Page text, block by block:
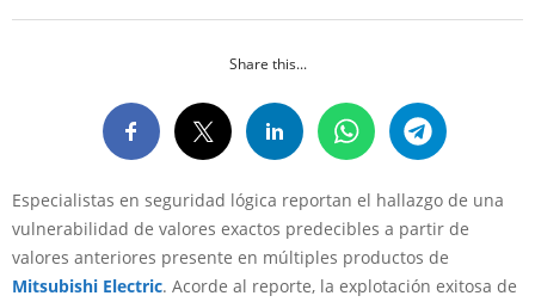
Share this...
Especialistas en seguridad lógica reportan el hallazgo de una
vulnerabilidad de valores exactos predecibles a partir de
valores anteriores presente en múltiples productos de
Mitsubishi Electric. Acorde al reporte, la explotación exitosa de